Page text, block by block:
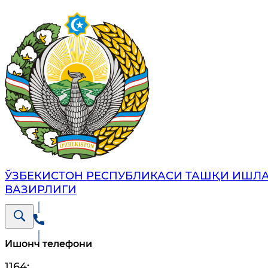
ЎЗБЕКИСТОН РЕСПУБЛИКАСИ ТАШҚИ
ВАЗИРЛИГИ
Ишонч телефони